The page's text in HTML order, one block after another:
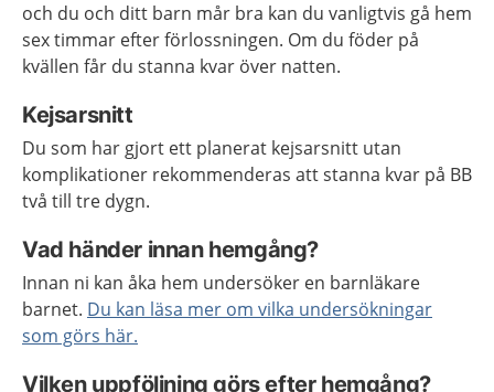
och du och ditt barn mår bra kan du vanligtvis gå hem
sex timmar efter förlossningen. Om du föder på
kvällen får du stanna kvar över natten.
Kejsarsnitt
Du som har gjort ett planerat kejsarsnitt utan
komplikationer rekommenderas att stanna kvar på BB
två till tre dygn.
Vad händer innan hemgång?
Innan ni kan åka hem undersöker en barnläkare
barnet. Du kan läsa mer om vilka undersökningar
som görs här.
Vilken uppföljning görs efter hemgång?